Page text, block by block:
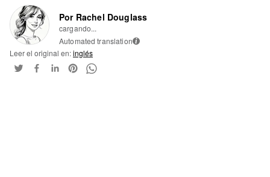
Por Rachel Douglass
cargando...
Automated translation i
Leer el original en:inglés